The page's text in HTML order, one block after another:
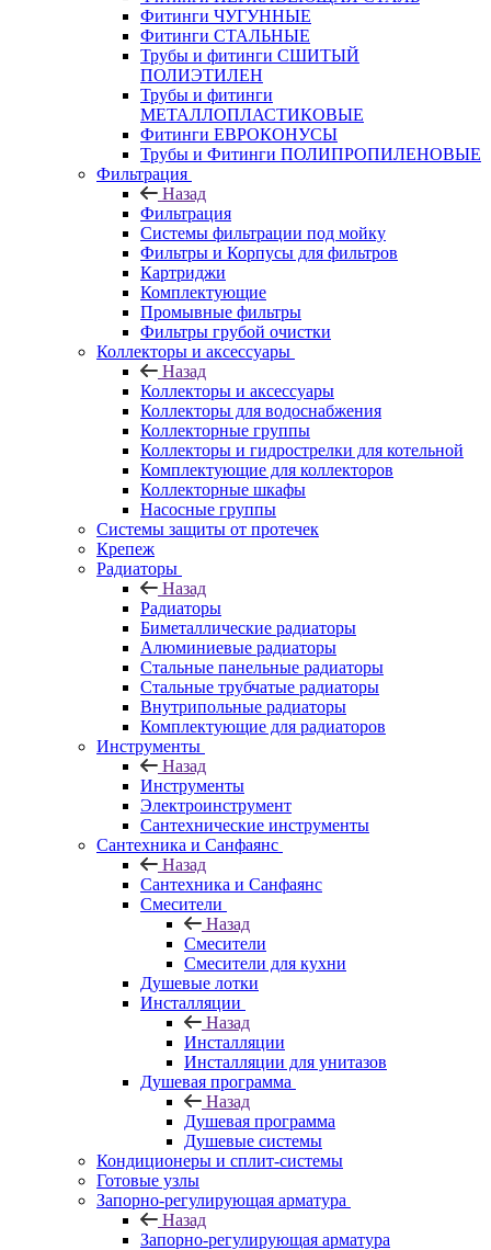
Фитинги ЧУГУННЫЕ
Фитинги СТАЛЬНЫЕ
Трубы и фитинги СШИТЫЙ
ПОЛИЭТИЛЕН
Трубы и фитинги
МЕТАЛЛОПЛАСТИКОВЫЕ
Фитинги ЕВРОКОНУСЫ
Трубы и Фитинги ПОЛИПРОПИЛЕНОВЫЕ
Фильтрация
Назад
Фильтрация
Системы фильтрации под мойку
Фильтры и Корпусы для фильтров
Картриджи
Комплектующие
Промывные фильтры
Фильтры грубой очистки
Коллекторы и аксессуары
Назад
Коллекторы и аксессуары
Коллекторы для водоснабжения
Коллекторные группы
Коллекторы и гидрострелки для котельной
Комплектующие для коллекторов
Коллекторные шкафы
Насосные группы
Системы защиты от протечек
Крепеж
Радиаторы
Назад
Радиаторы
Биметаллические радиаторы
Алюминиевые радиаторы
Стальные панельные радиаторы
Стальные трубчатые радиаторы
Внутрипольные радиаторы
Комплектующие для радиаторов
Инструменты
Назад
Инструменты
Электроинструмент
Сантехнические инструменты
Сантехника и Санфаянс
Назад
Сантехника и Санфаянс
Смесители
Назад
Смесители
Смесители для кухни
Душевые лотки
Инсталляции
Назад
Инсталляции
Инсталляции для унитазов
Душевая программа
Назад
Душевая программа
Душевые системы
Кондиционеры и сплит-системы
Готовые узлы
Запорно-регулирующая арматура
Назад
Запорно-регулирующая арматура